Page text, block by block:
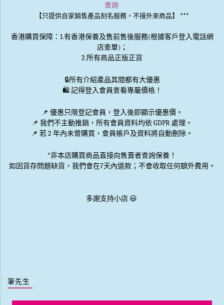
查詢
【只提供自家銷售產品刻名服務，不接外來商品】 ***
香港購買保障：1.有香港保養及售前售後服務(根據客戶登入電話網
店查單)；
2.所有商品正版正貨
🔒所有介紹產品其間都有大優惠
🛍️ 記得登入會員查看專屬價格！
📌 優惠只限登記會員 ，登入後即顯示優惠價。
📌 我們不主動推銷 ，所有會員資料均依 GDPR 處理。
📌 若 2 年內未曾購買，會員帳戶及資料將自動刪除。
*非本店購買商品直接向售賣者查詢保養！
如因貨存問題缺貨，我們會在7天內退款；不會收取任何額外費用。
多謝支持小店 😃
筆先生